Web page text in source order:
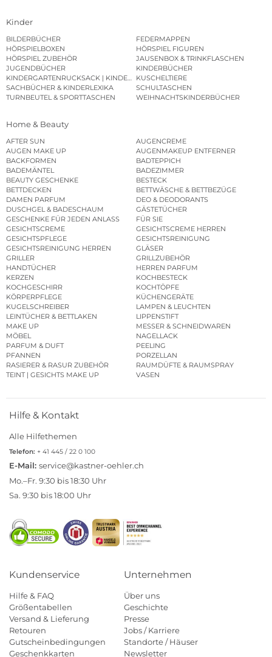
Kinder
BILDERBÜCHER
FEDERMAPPEN
HÖRSPIELBOXEN
HÖRSPIEL FIGUREN
HÖRSPIEL ZUBEHÖR
JAUSENBOX & TRINKFLASCHEN
JUGENDBÜCHER
KINDERBÜCHER
KINDERGARTENRUCKSACK | KINDERGARTENBEUTEL
KUSCHELTIERE
SACHBÜCHER & KINDERLEXIKA
SCHULTASCHEN
TURNBEUTEL & SPORTTASCHEN
WEIHNACHTSKINDERBÜCHER
Home & Beauty
AFTER SUN
AUGENCREME
AUGEN MAKE UP
AUGENMAKEUP ENTFERNER
BACKFORMEN
BADTEPPICH
BADEMÄNTEL
BADEZIMMER
BEAUTY GESCHENKE
BESTECK
BETTDECKEN
BETTWÄSCHE & BETTBEZÜGE
DAMEN PARFUM
DEO & DEODORANTS
DUSCHGEL & BADESCHAUM
GÄSTETÜCHER
GESCHENKE FÜR JEDEN ANLASS
FÜR SIE
GESICHTSCREME
GESICHTSCREME HERREN
GESICHTSPFLEGE
GESICHTSREINIGUNG
GESICHTSREINIGUNG HERREN
GLÄSER
GRILLER
GRILLZUBEHÖR
HANDTÜCHER
HERREN PARFUM
KERZEN
KOCHBESTECK
KOCHGESCHIRR
KOCHTÖPFE
KÖRPERPFLEGE
KÜCHENGERÄTE
KUGELSCHREIBER
LAMPEN & LEUCHTEN
LEINTÜCHER & BETTLAKEN
LIPPENSTIFT
MAKE UP
MESSER & SCHNEIDWAREN
MÖBEL
NAGELLACK
PARFUM & DUFT
PEELING
PFANNEN
PORZELLAN
RASIERER & RASUR ZUBEHÖR
RAUMDÜFTE & RAUMSPRAY
TEINT | GESICHTS MAKE UP
VASEN
Hilfe & Kontakt
Alle Hilfethemen
Telefon: + 41 445 / 22 0 100
E-Mail: service@kastner-oehler.ch
Mo.–Fr. 9:30 bis 18:30 Uhr
Sa. 9:30 bis 18:00 Uhr
Kundenservice
Hilfe & FAQ
Größentabellen
Versand & Lieferung
Retouren
Gutscheinbedingungen
Geschenkkarten
Unternehmen
Über uns
Geschichte
Presse
Jobs / Karriere
Standorte / Häuser
Newsletter